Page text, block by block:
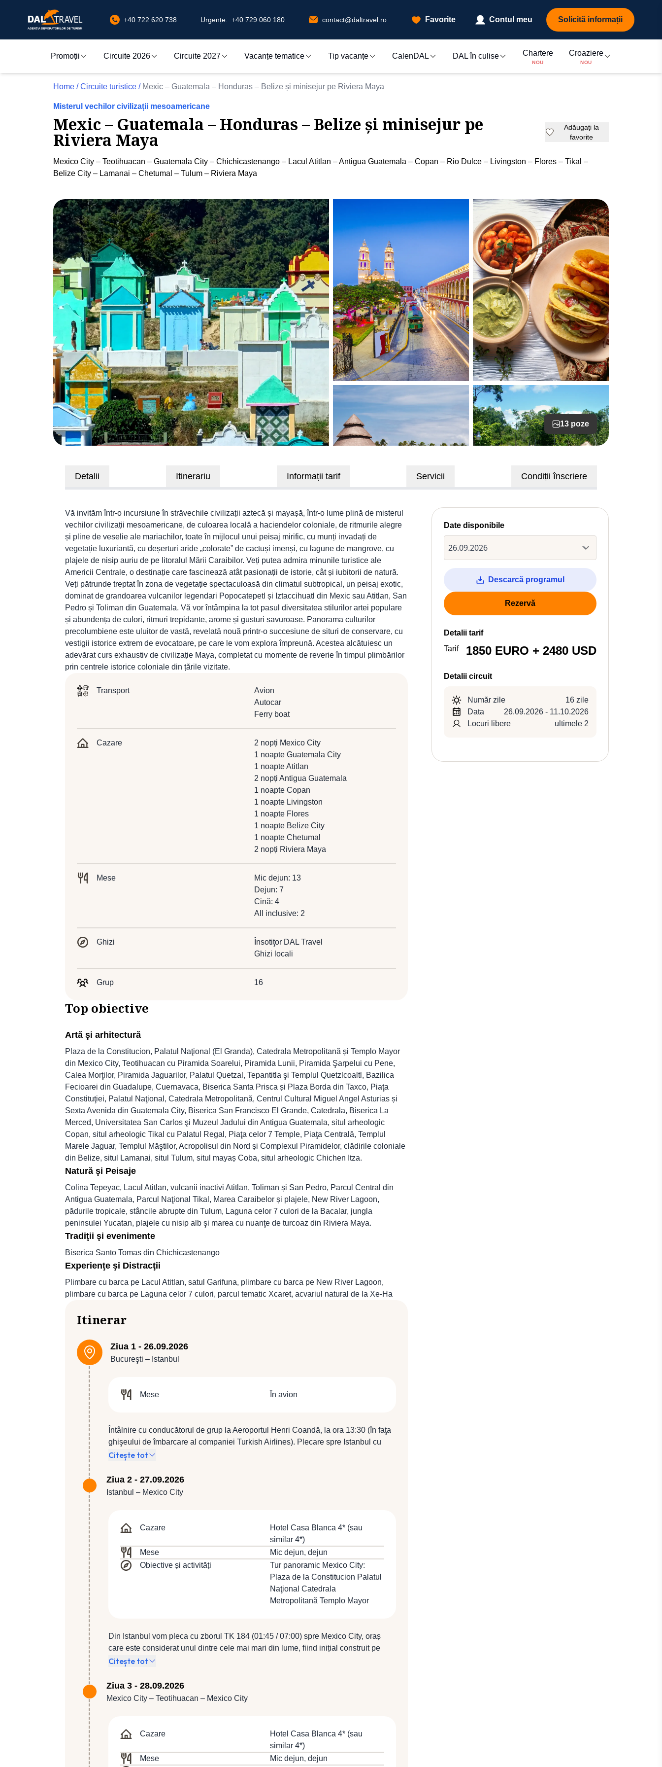
+40 722 620 738 Urgențe: +40 729 060 180 contact@daltravel.ro Favorite Contul meu Solicită informații
Promoții Circuite 2026 Circuite 2027 Vacanțe tematice Tip vacanțe CalenDAL DAL în culise Chartere
NOU
Croaziere
NOU
Home / Circuite turistice / Mexic – Guatemala – Honduras – Belize și minisejur pe Riviera Maya
Misterul vechilor civilizații mesoamericane
Mexic – Guatemala – Honduras – Belize și minisejur pe
Riviera Maya
Adăugați la
favorite
Mexico City – Teotihuacan – Guatemala City – Chichicastenango – Lacul Atitlan – Antigua Guatemala – Copan – Rio Dulce – Livingston – Flores – Tikal –
Belize City – Lamanai – Chetumal – Tulum – Riviera Maya
13 poze
Detalii Itinerariu Informații tarif Servicii Condiții înscriere
Vă invităm într-o incursiune în străvechile civilizații aztecă și mayașă, într-o lume plină de misterul
vechilor civilizații mesoamericane, de culoarea locală a haciendelor coloniale, de ritmurile alegre
și pline de veselie ale mariachilor, toate în mijlocul unui peisaj mirific, cu munți invadați de
vegetație luxuriantă, cu deșerturi aride „colorate” de cactuși imenși, cu lagune de mangrove, cu
plajele de nisip auriu de pe litoralul Mării Caraibilor. Veți putea admira minunile turistice ale
Americii Centrale, o destinație care fascinează atât pasionații de istorie, cât și iubitorii de natură.
Veți pătrunde treptat în zona de vegetație spectaculoasă din climatul subtropical, un peisaj exotic,
dominat de grandoarea vulcanilor legendari Popocatepetl și Iztaccihuatl din Mexic sau Atitlan, San
Pedro și Toliman din Guatemala. Vă vor întâmpina la tot pasul diversitatea stilurilor artei populare
și abundența de culori, ritmuri trepidante, arome și gusturi savuroase. Panorama culturilor
precolumbiene este uluitor de vastă, revelată nouă printr-o succesiune de situri de conservare, cu
vestigii istorice extrem de evocatoare, pe care le vom explora împreună. Acestea alcătuiesc un
adevărat curs exhaustiv de civilizație Maya, completat cu momente de reverie în timpul plimbărilor
prin centrele istorice coloniale din țările vizitate.
Transport
Avion
Autocar
Ferry boat
Cazare
2 nopți Mexico City
1 noapte Guatemala City
1 noapte Atitlan
2 nopți Antigua Guatemala
1 noapte Copan
1 noapte Livingston
1 noapte Flores
1 noapte Belize City
1 noapte Chetumal
2 nopți Riviera Maya
Mese
Mic dejun: 13
Dejun: 7
Cină: 4
All inclusive: 2
Ghizi
Însotiţor DAL Travel
Ghizi locali
Grup 16
Top obiective
Artă şi arhitectură
Plaza de la Constitucion, Palatul Naţional (El Granda), Catedrala Metropolitană și Templo Mayor
din Mexico City, Teotihuacan cu Piramida Soarelui, Piramida Lunii, Piramida Şarpelui cu Pene,
Calea Morţilor, Piramida Jaguarilor, Palatul Quetzal, Tepantitla şi Templul Quetzlcoaltl, Bazilica
Fecioarei din Guadalupe, Cuernavaca, Biserica Santa Prisca și Plaza Borda din Taxco, Piaţa
Constituţiei, Palatul Naţional, Catedrala Metropolitană, Centrul Cultural Miguel Angel Asturias și
Sexta Avenida din Guatemala City, Biserica San Francisco El Grande, Catedrala, Biserica La
Merced, Universitatea San Carlos şi Muzeul Jadului din Antigua Guatemala, situl arheologic
Copan, situl arheologic Tikal cu Palatul Regal, Piaţa celor 7 Temple, Piaţa Centrală, Templul
Marele Jaguar, Templul Măştilor, Acropolisul din Nord și Complexul Piramidelor, clădirile coloniale
din Belize, situl Lamanai, situl Tulum, situl mayaș Coba, situl arheologic Chichen Itza.
Natură şi Peisaje
Colina Tepeyac, Lacul Atitlan, vulcanii inactivi Atitlan, Toliman și San Pedro, Parcul Central din
Antigua Guatemala, Parcul Naţional Tikal, Marea Caraibelor și plajele, New River Lagoon,
pădurile tropicale, stâncile abrupte din Tulum, Laguna celor 7 culori de la Bacalar, jungla
peninsulei Yucatan, plajele cu nisip alb şi marea cu nuanţe de turcoaz din Riviera Maya.
Tradiţii şi evenimente
Biserica Santo Tomas din Chichicastenango
Experienţe şi Distracţii
Plimbare cu barca pe Lacul Atitlan, satul Garifuna, plimbare cu barca pe New River Lagoon,
plimbare cu barca pe Laguna celor 7 culori, parcul tematic Xcaret, acvariul natural de la Xe-Ha
Itinerar
Ziua 1 - 26.09.2026
Bucureşti – Istanbul
Mese În avion
Întâlnire cu conducătorul de grup la Aeroportul Henri Coandă, la ora 13:30 (în faţa
ghişeului de îmbarcare al companiei Turkish Airlines). Plecare spre Istanbul cu
compania Turkish Airlines, zbor TK 1040 (15:55 / 17:30).
Citește tot
Ziua 2 - 27.09.2026
Istanbul – Mexico City
Cazare
Hotel Casa Blanca 4* (sau
similar 4*)
Mese
Mic dejun, dejun
Obiective și activități
Tur panoramic Mexico City:
Plaza de la Constitucion Palatul
Naţional Catedrala
Metropolitană Templo Mayor
Din Istanbul vom pleca cu zborul TK 184 (01:45 / 07:00) spre Mexico City, oraș
care este considerat unul dintre cele mai mari din lume, fiind inițial construit pe
insula lacului Texcoco de către azteci în anul 1325 sub numele de Tenochtitlan,
reconstruit în conformitate cu standardele spaniole urbane. Întâlnire cu
reprezentantul local, alături de care vom face turul panoramic de oraş în timpul
Constitucion, Palatul Naţional (El Granda) construit pe ruinele unui palat aztec, cu
faimoasele picturi murale ale lui Diego Rivera, Catedrala Metropolitană (construită
după modelul celor din Toledo şi Granada) şi vestigiile prehispanice ale Marelui
Citește tot
Ziua 3 - 28.09.2026
Mexico City – Teotihuacan – Mexico City
Cazare
Hotel Casa Blanca 4* (sau
similar 4*)
Mese
Mic dejun, dejun
Date disponibile
Descarcă programul
Rezervă
Detalii tarif
Tarif
1850 EURO + 2480 USD
Detalii circuit
Număr zile
16 zile
Data
26.09.2026 - 11.10.2026
Locuri libere
ultimele 2